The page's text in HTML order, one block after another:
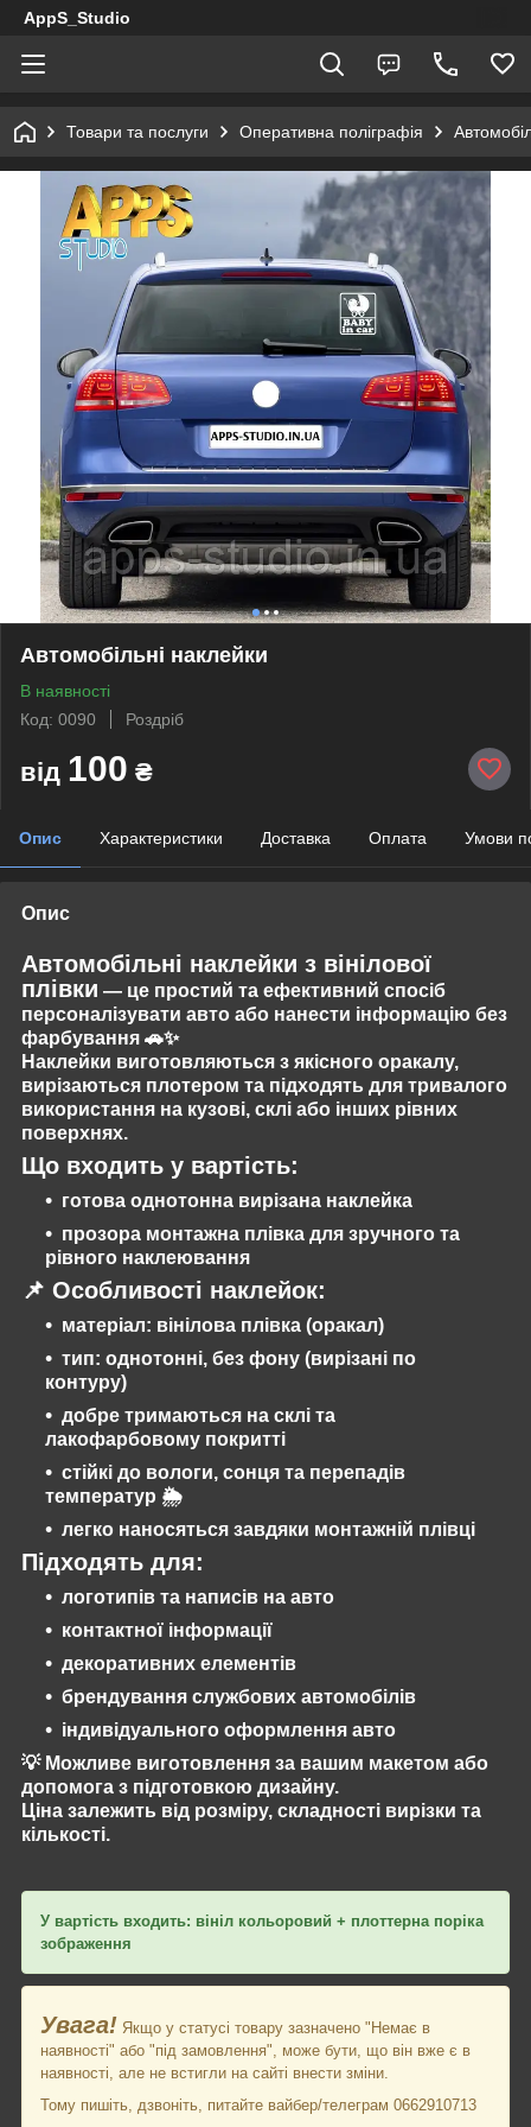
AppS_Studio
Товари та послуги Оперативна поліграфія
Автомобільні наклейки
В наявності
Код: 0090
Роздріб
від 100 ₴
Опис Характеристики Доставка Оплата Умови
Опис
Автомобільні наклейки з вінілової
плівки — це простий та ефективний спосіб
персоналізувати авто або нанести інформацію без
фарбування 🚗✨
Наклейки виготовляються з якісного оракалу,
вирізаються плотером та підходять для тривалого
використання на кузові, склі або інших рівних
поверхнях.
Що входить у вартість:
готова однотонна вирізана наклейка
прозора монтажна плівка для зручного та
рівного наклеювання
📌 Особливості наклейок:
матеріал: вінілова плівка (оракал)
тип: однотонні, без фону (вирізані по
контуру)
добре тримаються на склі та
лакофарбовому покритті
стійкі до вологи, сонця та перепадів
температур 🌦️
легко наносяться завдяки монтажній плівці
Підходять для:
логотипів та написів на авто
контактної інформації
декоративних елементів
брендування службових автомобілів
індивідуального оформлення авто
💡 Можливе виготовлення за вашим макетом або
допомога з підготовкою дизайну.
Ціна залежить від розміру, складності вирізки та
кількості.
У вартість входить: вініл кольоровий + плоттерна поріка
зображення
Увага! Якщо у статусі товару зазначено "Немає в
наявності" або "під замовлення", може бути, що він вже є в
наявності, але не встигли на сайті внести зміни.
Тому пишіть, дзвоніть, питайте вайбер/телеграм 0662910713